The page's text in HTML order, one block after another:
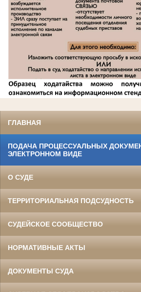
ГЛАВНАЯ
ПОДАЧА ПРОЦЕССУАЛЬНЫХ
ЭЛЕКТРОННОМ ВИДЕ
О СУДЕ
ТЕРРИТОРИАЛЬНАЯ ПОДСУДНОСТЬ
СУДЕЙСКОЕ СООБЩЕСТВО
НОРМАТИВНЫЕ АКТЫ
ДОКУМЕНТЫ СУДА